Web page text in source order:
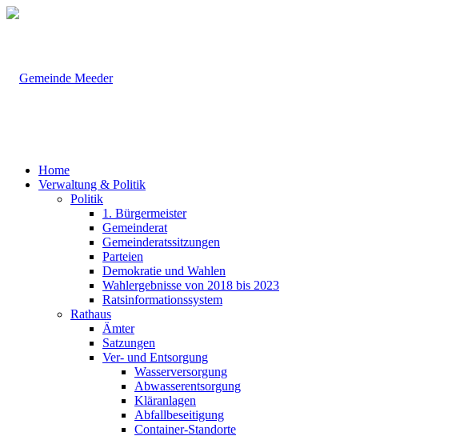
Home
Verwaltung & Politik
Politik
1. Bürgermeister
Gemeinderat
Gemeinderatssitzungen
Parteien
Demokratie und Wahlen
Wahlergebnisse von 2018 bis 2023
Ratsinformationssystem
Rathaus
Ämter
Satzungen
Ver- und Entsorgung
Wasserversorgung
Abwasserentsorgung
Kläranlagen
Abfallbeseitigung
Container-Standorte